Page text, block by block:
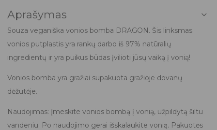
Aprašymas
Souza veganiška vonios bomba DRAGON. Šis linksmas
vonios putplastis yra rankų darbo iš 97% natūralių
ingredientų ir yra puikus būdas įvilioti jūsų vaiką į vonią!
Vonios bomba yra gražiai supakuota gražioje dovanų
dėžutėje.
Naudojimas: Įmeskite vonios bombą į vonią, užpildytą šiltu
vandeniu. Po naudojimo gerai išskalaukite vonią. Pakuotės